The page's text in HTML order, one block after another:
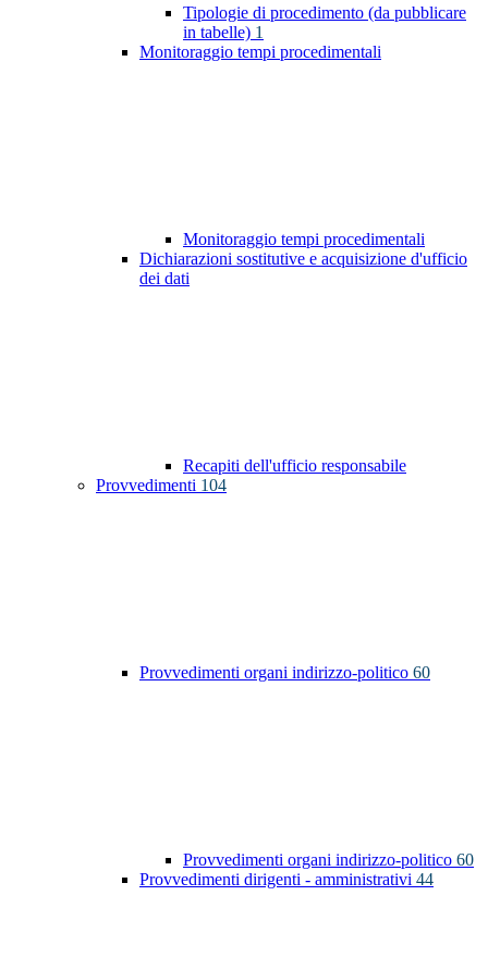
Tipologie di procedimento (da pubblicare
in tabelle) 1
Monitoraggio tempi procedimentali
Monitoraggio tempi procedimentali
Dichiarazioni sostitutive e acquisizione d'ufficio
dei dati
Recapiti dell'ufficio responsabile
Provvedimenti 104
Provvedimenti organi indirizzo-politico 60
Provvedimenti organi indirizzo-politico 60
Provvedimenti dirigenti - amministrativi 44